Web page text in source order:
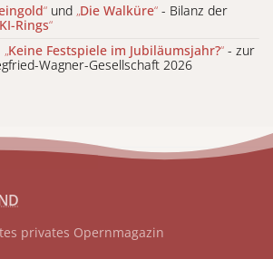
“ und „Die Walküre“ - Bilanz der
KI-Rings“
„Keine Festspiele im Jubiläumsjahr?“ - zur
Wagner-Gesellschaft 2026
privates Opernmagazin